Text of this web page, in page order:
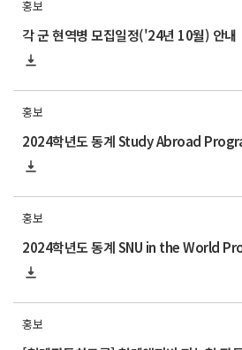
홍보
각 군 현역병 모집일정('24년 10월) 안내
홍보
홍보
홍보